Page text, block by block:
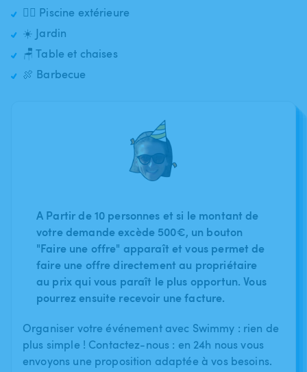
🏊‍♂️ Piscine extérieure
☀️ Jardin
🪑 Table et chaises
🍖 Barbecue
A Partir de 10 personnes et si le montant de
votre demande excède 500€, un bouton
"Faire une offre" apparaît et vous permet de
faire une offre directement au propriétaire
au prix qui vous paraît le plus opportun. Vous
pourrez ensuite recevoir une facture.
Organiser votre événement avec Swimmy : rien de
plus simple ! Contactez-nous : en 24h nous vous
envoyons une proposition adaptée à vos besoins.